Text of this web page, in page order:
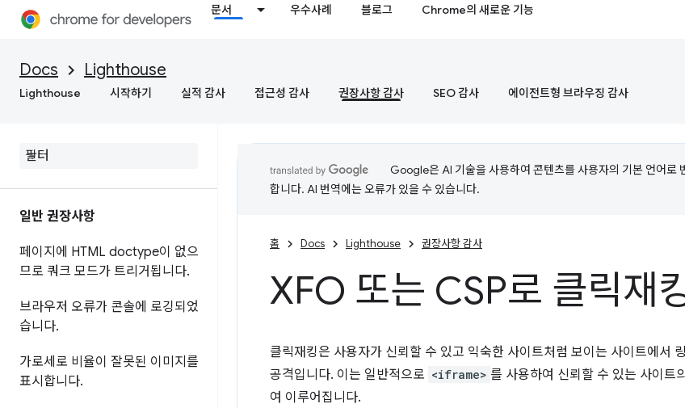
문서 우수사례 블로그 Chrome의 새로운 기능
Docs Lighthouse
Lighthouse 시작하기 실적 감사 접근성 감사 권장사항 감사 SEO 감사 에이전트형 브라우징 감사
일반 권장사항
페이지에 HTML doctype이 없으
므로 쿼크 모드가 트리거됩니다.
브라우저 오류가 콘솔에 로깅되었
습니다.
가로세로 비율이 잘못된 이미지를
표시합니다.
Google은 AI 기술을 사용하여 콘텐츠를 사용자의 기본 언어로
합니다. AI 번역에는 오류가 있을 수 있습니다.
홈 Docs Lighthouse 권장사항 감사
XFO 또는 CSP로 클릭재
클릭재킹은 사용자가 신뢰할 수 있고 익숙한 사이트처럼 보이는 사이트에서
공격입니다. 이는 일반적으로 <iframe> 를 사용하여 신뢰할 수 있는 사이트
여 이루어집니다.